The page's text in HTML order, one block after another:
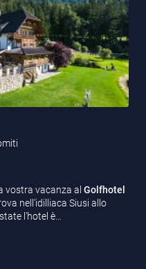
vostra vacanza al Golfhotel
nell'idilliaca Siusi allo
l'hotel è…